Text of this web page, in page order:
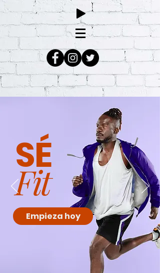
SÉ
Fit
Empieza hoy